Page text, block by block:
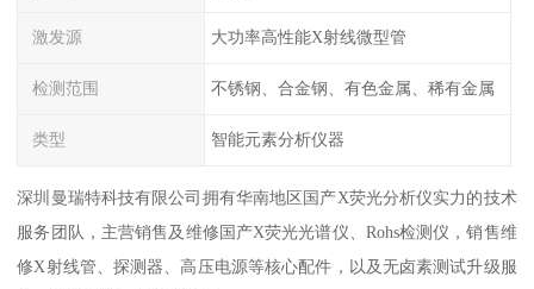
激发源 大功率高性能X射线微型管
检测范围 不锈钢、合金钢、有色金属、稀有金属
类型 智能元素分析仪器
深圳曼瑞特科技有限公司拥有华南地区国产X荧光分析仪实力的技术
服务团队，主营销售及维修国产X荧光光谱仪、Rohs检测仪，销售维
修X射线管、探测器、高压电源等核心配件，以及无卤素测试升级服